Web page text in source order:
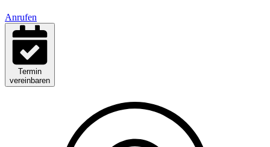
Anrufen
Termin
vereinbaren